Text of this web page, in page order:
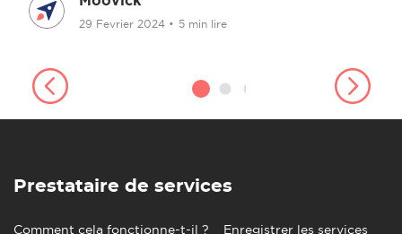
29 Fevrier 2024 • 5 min lire
Prestataire de services
Comment cela fonctionne-t-il ?
Enregistrer les services